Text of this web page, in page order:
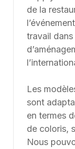
de la
travail
Les
sont
en termes
de coloris,
Nous